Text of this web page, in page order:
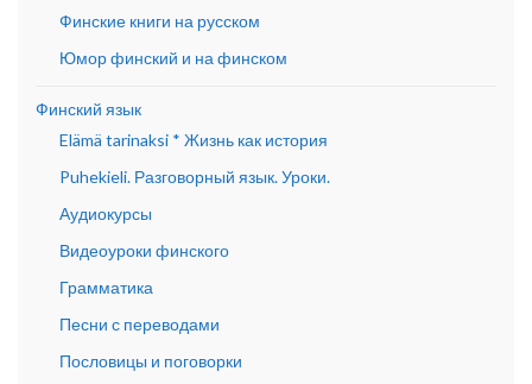
Финские книги на русском
Юмор финский и на финском
Финский язык
Elämä tarinaksi * Жизнь как история
Puhekieli. Разговорный язык. Уроки.
Аудиокурсы
Видеоуроки финского
Грамматика
Песни с переводами
Пословицы и поговорки